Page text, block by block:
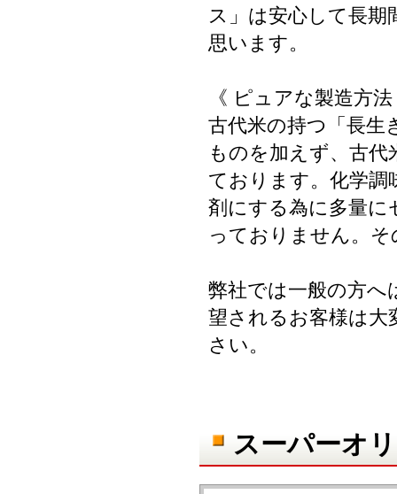
ス」は安心して長
思います。
《 ピュアな製造方
古代米の持つ「長生
ものを加えず、古
ております。化学調
剤にする為に多量に
っておりません。
弊社では一般の方へ
望されるお客様は大
さい。
スーパーオ